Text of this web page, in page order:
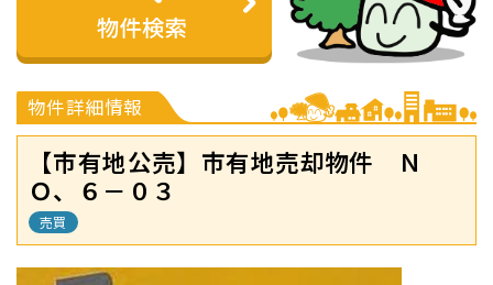
物件詳細情報
【市有地公売】市有地売却物件 Ｎ
Ｏ、６－０３
売買